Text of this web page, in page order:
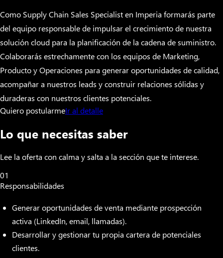
Como Supply Chain Sales Specialist en Imperia formarás parte
del equipo responsable de impulsar el crecimiento de nuestra
solución cloud para la planificación de la cadena de suministro.
Colaborarás estrechamente con los equipos de Marketing,
Producto y Operaciones para generar oportunidades de calidad,
acompañar a nuestros leads y construir relaciones sólidas y
duraderas con nuestros clientes potenciales.
Quiero postularmeIr al detalle
Lo que necesitas saber
Lee la oferta con calma y salta a la sección que te interese.
01
Responsabilidades
Generar oportunidades de venta mediante prospección
activa (LinkedIn, email, llamadas).
Desarrollar y gestionar tu propia cartera de potenciales
clientes.